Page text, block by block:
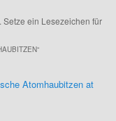
Setze ein Lesezeichen für
“
Atomhaubitzen at